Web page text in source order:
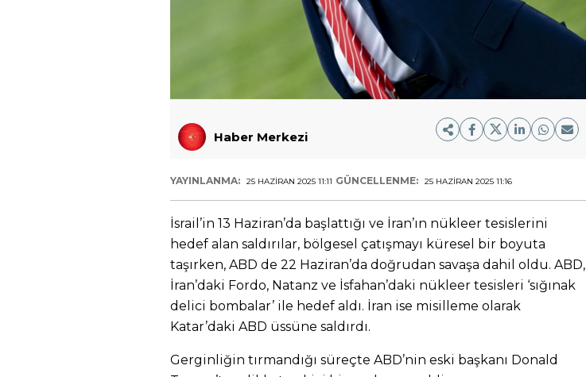
Haber Merkezi
YAYINLANMA: 25 HAZIRAN 2025 11:11 GÜNCELLENME: 25 HAZIRAN 2025 11:16
İsrail’in 13 Haziran’da başlattığı ve İran’ın nükleer tesislerini
hedef alan saldırılar, bölgesel çatışmayı küresel bir boyuta
taşırken, ABD de 22 Haziran’da doğrudan savaşa dahil oldu. ABD,
İran’daki Fordo, Natanz ve İsfahan’daki nükleer tesisleri ‘sığınak
delici bombalar’ ile hedef aldı. İran ise misilleme olarak
Katar’daki ABD üssüne saldırdı.
Gerginliğin tırmandığı süreçte ABD’nin eski başkanı Donald